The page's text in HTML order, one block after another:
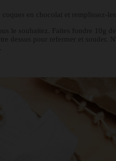
en chocolat et remplissez-
le souhaitez. Faites fondre 10g
dessus pour refermer et souder.